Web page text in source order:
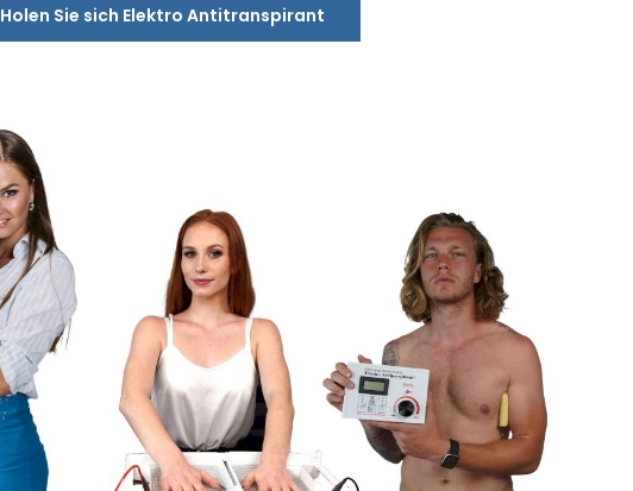
Holen Sie sich Elektro Antitranspirant